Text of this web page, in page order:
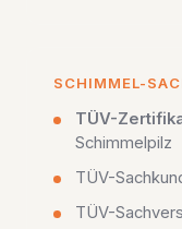
SCHIMMEL-
TÜV-
Schimmelpilz
TÜV-
TÜV-